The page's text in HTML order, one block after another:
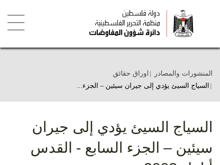
المنشورات والمصادر اوراق حقائق
السياج السيئ يؤدي إلى جيران سيئين – الجزء...
السياج السيئ يؤدي إلى جيران
سيئين – الجزء السابع - القدس